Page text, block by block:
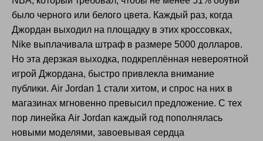
было черного или белого цвета. Каждый раз, когда
Джордан выходил на площадку в этих кроссовках,
Nike выплачивала штраф в размере 5000 долларов.
Но эта дерзкая выходка, подкреплённая невероятной
игрой Джордана, быстро привлекла внимание
публики. Air Jordan 1 стали хитом, и спрос на них в
магазинах мгновенно превысил предложение. С тех
пор линейка Air Jordan каждый год пополнялась
новыми моделями, завоевывая сердца